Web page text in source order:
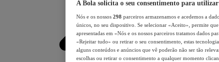
A Bola solicita o seu consentimento para utilizar
Nós e os nossos 298 parceiros armazenamos e acedemos a
únicos, no seu dispositivo. Se selecionar «Aceito», permite
apresentadas em «Nós e os nossos parceiros tratamos dados
«Rejeitar tudo» ou retirar o seu consentimento, estas
alguns conteúdos e anúncios que vê poderão não ser tão
escolhas ou retirar o consentimento a qualquer momento